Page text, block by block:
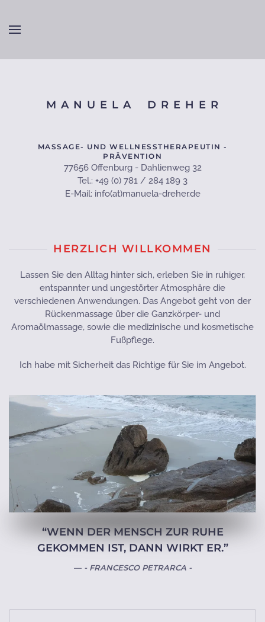
M A N U E L A D R E H E R
MASSAGE- UND WELLNESSTHERAPEUTIN -
PRÄVENTION
77656 Offenburg - Dahlienweg 32
Tel.: +49 (0) 781 / 284 189 3
E-Mail: info(at)manuela-dreher.de
HERZLICH WILLKOMMEN
Lassen Sie den Alltag hinter sich, erleben Sie in ruhiger,
entspannter und ungestörter Atmosphäre die
verschiedenen Anwendungen. Das Angebot geht von der
Rückenmassage über die Ganzkörper- und
Aromaölmassage, sowie die medizinische und kosmetische
Fußpflege.
Ich habe mit Sicherheit das Richtige für Sie im Angebot.
“WENN DER MENSCH ZUR RUHE
GEKOMMEN IST, DANN WIRKT ER.”
- FRANCESCO PETRARCA -